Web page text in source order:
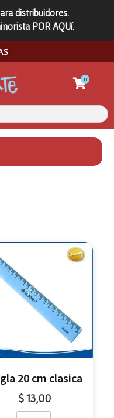
distribuidores.
POR AQUí.
0
20 cm clasica
$13,00